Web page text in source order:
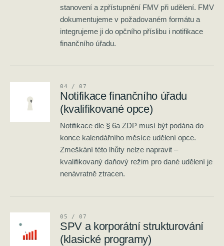
stanovení a zpřístupnění FMV při udělení. FMV
dokumentujeme v požadovaném formátu a
integrujeme ji do opčního příslibu i notifikace
finančního úřadu.
04 / 07
Notifikace finančního úřadu
(kvalifikované opce)
Notifikace dle § 6a ZDP musí být podána do
konce kalendářního měsíce udělení opce.
Zmeškání této lhůty nelze napravit –
kvalifikovaný daňový režim pro dané udělení je
nenávratně ztracen.
05 / 07
SPV a korporátní strukturování
(klasické programy)